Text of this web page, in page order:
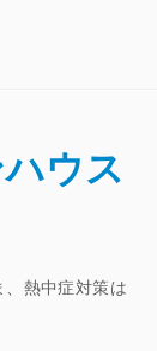
ウス
熱中症対策は